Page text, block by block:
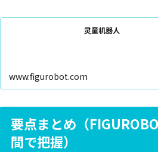
灵童机器人
www.figurobot.com
要点まとめ（
間で把握）